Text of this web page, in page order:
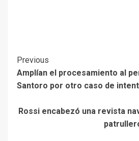
Previous
Amplían el procesamiento al
Santoro por otro caso de
Rossi encabezó una revista